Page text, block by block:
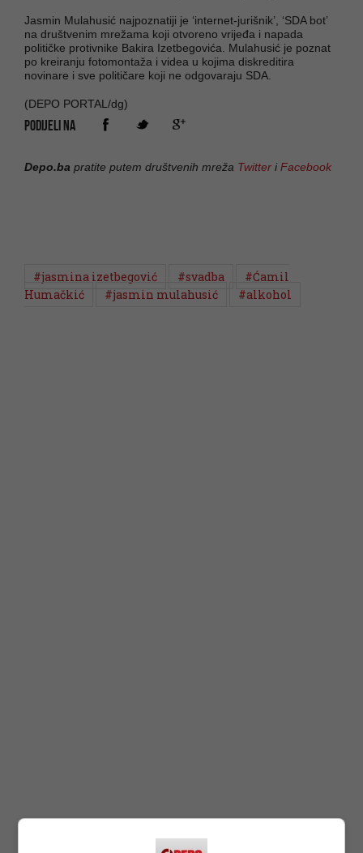
Jasmin Mulahusić najpoznatiji je ‘internet-jurišnik’, ‘SDA bot’
na društvenim mrežama koji otvoreno vrijeđa i napada
političke protivnike Bakira Izetbegovića. Mulahusić je poznat
po kreiranju fotomontaža i videa u kojima diskreditira
novinare i sve političare koji ne odgovaraju SDA.
(DEPO PORTAL/dg)
PODIJELI NA
Depo.ba pratite putem društvenih mreža Twitter iFacebook
#jasmina izetbegović #svadba
#Ćamil
Humačkić
#jasmin mulahusić #alkohol